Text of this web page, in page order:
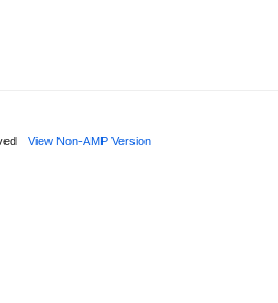
View Non-AMP Version